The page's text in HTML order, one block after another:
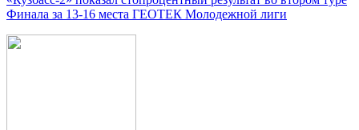
Финала за 13-16 места ГЕОТЕК Молодежной лиги